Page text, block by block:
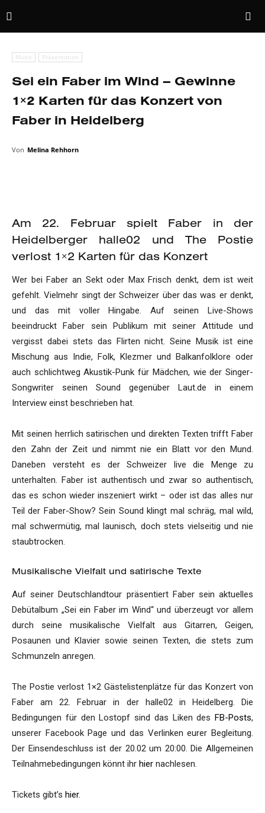
Musik Präsentation
Sei ein Faber im Wind – Gewinne
1×2 Karten für das Konzert von
Faber in Heidelberg
Von Melina Rehhorn
Am 22. Februar spielt Faber in der
Heidelberger halle02 und The Postie
verlost 1×2 Karten für das Konzert
Wer bei Faber an Sekt oder Max Frisch denkt, dem ist weit
gefehlt. Vielmehr singt der Schweizer über das was er denkt,
und das mit voller Hingabe. Auf seinen Live-Shows
beeindruckt Faber sein Publikum mit seiner Attitude und
vergisst dabei stets das Flirten nicht. Seine Musik ist eine
Mischung aus Indie, Folk, Klezmer und Balkanfolklore oder
auch schlichtweg Akustik-Punk für Mädchen, wie der Singer-
Songwriter seinen Sound gegenüber Laut.de in einem
Interview einst beschrieben hat.
Mit seinen herrlich satirischen und direkten Texten trifft Faber
den Zahn der Zeit und nimmt nie ein Blatt vor den Mund.
Daneben versteht es der Schweizer live die Menge zu
unterhalten. Faber ist authentisch und zwar so authentisch,
das es schon wieder inszeniert wirkt – oder ist das alles nur
Teil der Faber-Show? Sein Sound klingt mal schräg, mal wild,
mal schwermütig, mal launisch, doch stets vielseitig und nie
staubtrocken.
Musikalische Vielfalt und satirische Texte
Auf seiner Deutschlandtour präsentiert Faber sein aktuelles
Debütalbum „Sei ein Faber im Wind“ und überzeugt vor allem
durch seine musikalische Vielfalt aus Gitarren, Geigen,
Posaunen und Klavier sowie seinen Texten, die stets zum
Schmunzeln anregen.
The Postie verlost 1×2 Gästelistenplätze für das Konzert von
Faber am 22. Februar in der halle02 in Heidelberg. Die
Bedingungen für den Lostopf sind das Liken des FB-Posts,
unserer Facebook Page und das Verlinken eurer Begleitung.
Der Einsendeschluss ist der 20.02 um 20:00. Die Allgemeinen
Teilnahmebedingungen könnt ihr hier nachlesen.
Tickets gibt’s hier.